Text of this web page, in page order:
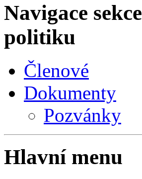
Navigace sekce
politiku
Členové
Dokumenty
Pozvánky
Hlavní menu